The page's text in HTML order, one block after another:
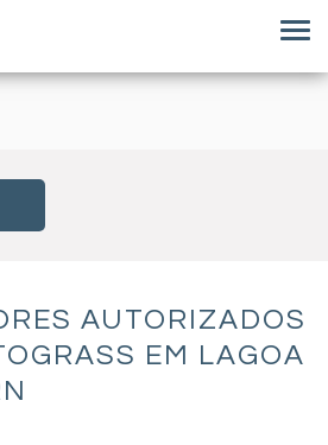
AUTORIZADOS
EM LAGOA